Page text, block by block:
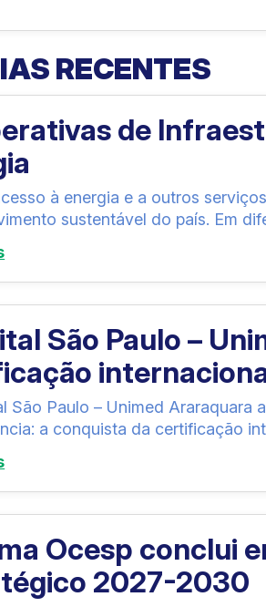
RECENTES
de
à energia e a outros
sustentável do país. Em
São Paulo –
São Paulo – Unimed Araraquara
a conquista da certificação
Ocesp conclui
2027-2030